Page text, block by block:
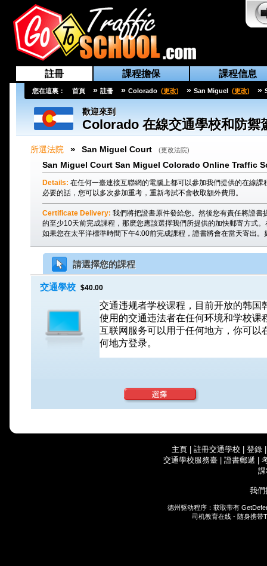
註冊 課程擔保 課程信息
您在這裏： 首頁 » 註冊 » Colorado (更改) » San Miguel (更改) »
歡迎來到
Colorado在線交通學校和防禦
所選法院 » San Miguel Court (更改法院)
San Miguel Court San Miguel Colorado Online Traffic
Details: 在任何一臺連接互聯網的電腦上都可以參加我們提供的在線
必要的話，您可以多次參加重考，重新考試不會收取額外費用。
Certificate Delivery: 我們將把證書原件發給您。然後您有責任將證
的至少10天前完成課程，那麽您應該選擇我們所提供的加快郵寄方式
如果您在太平洋標準時間下午4:00前完成課程，證書將會在當天寄出
請選擇您的課程
交通學校 $40.00
交通违规者学校课程，目前开放的韩国
使用的交通违法者在任何环境和学校课
互联网服务可以用于任何地方，你可以
何地方登录。
主頁 註冊交通學校 登錄
交通學校服務臺
證書郵遞
我們
德州驱动程序：获取带有
司机教育在线 - 随身携带